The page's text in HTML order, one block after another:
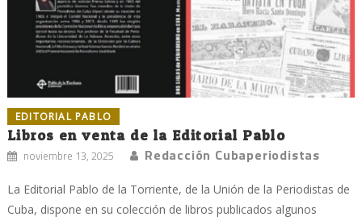
EDITORIAL PABLO
Libros en venta de la Editorial Pablo
noviembre 13, 2025 Redacción Cubaperiodistas
La Editorial Pablo de la Torriente, de la Unión de la Periodistas de
Cuba, dispone en su colección de libros publicados algunos